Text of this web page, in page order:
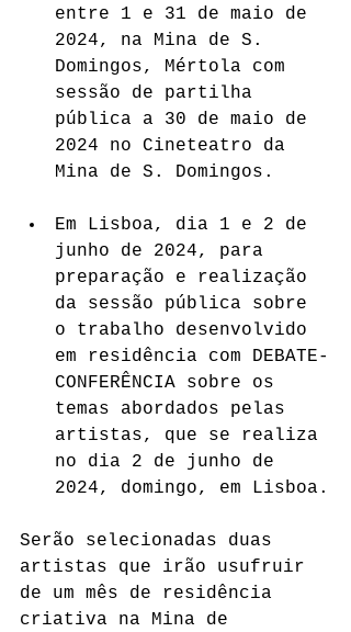
entre 1 e 31 de maio de
2024, na Mina de S.
Domingos, Mértola com
sessão de partilha
pública a 30 de maio de
2024 no Cineteatro da
Mina de S. Domingos.
Em Lisboa, dia 1 e 2 de
junho de 2024, para
preparação e realização
da sessão pública sobre
o trabalho desenvolvido
em residência com DEBATE-
CONFERÊNCIA sobre os
temas abordados pelas
artistas, que se realiza
no dia 2 de junho de
2024, domingo, em Lisboa.
Serão selecionadas duas
artistas que irão usufruir
de um mês de residência
criativa na Mina de